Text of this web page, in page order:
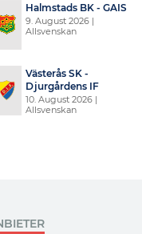
Halmstads BK - GAIS
9. August 2026 |
Allsvenskan
Västerås SK -
Djurgårdens IF
10. August 2026 |
Allsvenskan